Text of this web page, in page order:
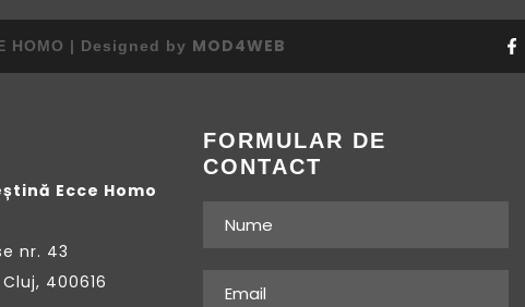
HOMO | Designed by MOD4WEB
Ecce Homo
nr. 43
400616
FORMULAR DE
CONTACT